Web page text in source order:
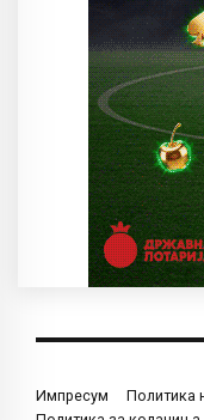
Импресум
Политика